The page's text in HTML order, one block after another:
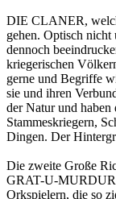
DIE CLANER,
gehen. Optisch
dennoch
kriegerischen
gerne und Begriffe
sie und ihren
der Natur und haben
Stammeskriegern,
Dingen. Der
Die zweite Große
GRAT-U-
Orkspielern, die so